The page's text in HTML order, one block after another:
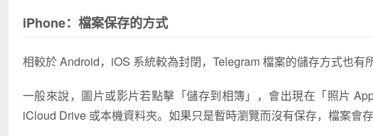
iPhone：檔案保存的方式
相較於 Android，iOS 系統較為封閉，Telegram 檔案的儲存方式也有
一般來說，圖片或影片若點擊「儲存到相簿」，會出現在「照片
iCloud Drive 或本機資料夾。如果只是暫時瀏覽而沒有保存，檔案會